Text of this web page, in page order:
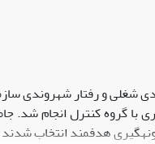
و رفتار شهروندی
گروه کنترل انجام شد.
کرج در سال 1397 بود که از میان آنها 30 نفر با